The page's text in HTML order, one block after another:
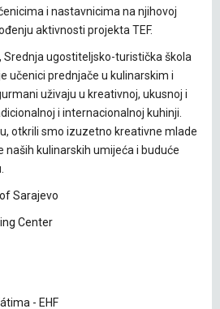
i nastavnicima na njihovoj
aktivnosti projekta TEF.
Srednja ugostiteljsko-turistička škola
učenici prednjače u kulinarskim i
uživaju u kreativnoj, ukusnoj i
i internacionalnoj kuhinji.
otkrili smo izuzetno kreativne mlade
naših kulinarskih umijeća i buduće
Sarajevo
Center
- EHF